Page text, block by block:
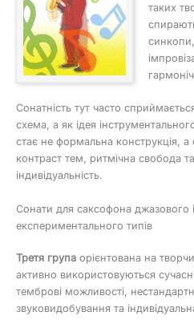
таких
синкопи,
Сонатність тут часто
схема, а як ідея
стає не формальна конструкція, а
контраст тем, ритмічна свобода
індивідуальність.
Сонати для саксофона джазового
експериментального типів
Третя група орієнтована на
активно використовуються
темброві можливості,
звуковидобування та